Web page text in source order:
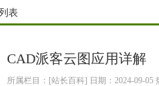
表
CAD派客云图应用详解
所属栏目：[站长百科] 日期：2024-09-05